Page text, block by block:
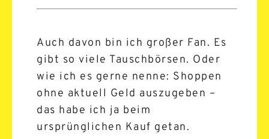
Auch davon bin ich großer Fan. Es
gibt so viele Tauschbörsen. Oder
wie ich es gerne nenne: Shoppen
ohne aktuell Geld auszugeben –
das habe ich ja beim
ursprünglichen Kauf getan.